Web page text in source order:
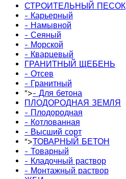
СТРОИТЕЛЬНЫЙ ПЕСОК
- Карьерный
- Намывной
- Сеяный
- Морской
- Кварцевый
ГРАНИТНЫЙ ЩЕБЕНЬ
- Отсев
- Гранитный
">- Для бетона
ПЛОДОРОДНАЯ ЗЕМЛЯ
- Плодородная
- Котлованная
- Высший сорт
">ТОВАРНЫЙ БЕТОН
- Товарный
- Кладочный раствор
- Монтажный раствор